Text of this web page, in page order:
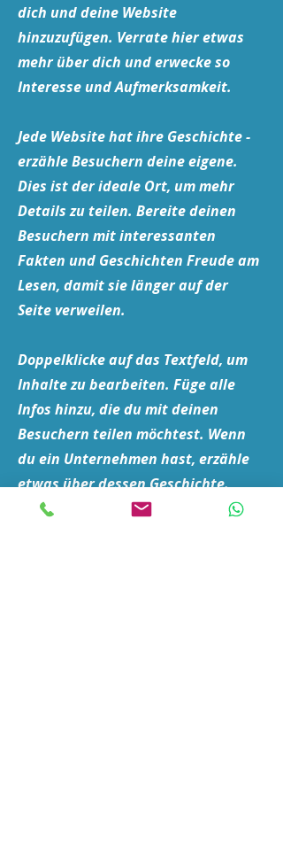
dich und deine Website
hinzuzufügen. Verrate hier etwas
mehr über dich und erwecke so
Interesse und Aufmerksamkeit.
Jede Website hat ihre Geschichte -
erzähle Besuchern deine eigene.
Dies ist der ideale Ort, um mehr
Details zu teilen. Bereite deinen
Besuchern mit interessanten
Fakten und Geschichten Freude am
Lesen, damit sie länger auf der
Seite verweilen.
Doppelklicke auf das Textfeld, um
Inhalte zu bearbeiten. Füge alle
Infos hinzu, die du mit deinen
Besuchern teilen möchtest. Wenn
du ein Unternehmen hast, erzähle
etwas über dessen Geschichte.
Erläutere deine